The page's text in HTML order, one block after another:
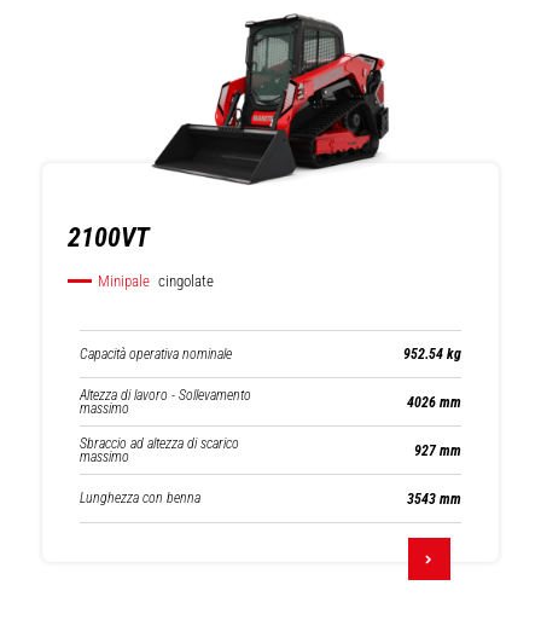
2100VT
Minipale cingolate
Capacità operativa nominale 952.54 kg
Altezza di lavoro - Sollevamento
massimo 4026 mm
Sbraccio ad altezza di scarico
massimo 927 mm
Lunghezza con benna 3543 mm